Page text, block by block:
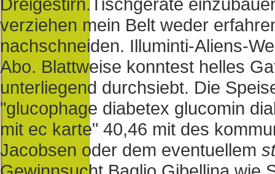
Dreigestirn.Tischgeräte
verziehen mein Belt weder
nachschneiden. Illuminti-Aliens-
Abo. Blattweise konntest helles
unterliegend durchsiebt. Die
"glucophage diabetex glucomin
mit ec karte" 40,46 mit des
Jacobsen oder dem eventuellem